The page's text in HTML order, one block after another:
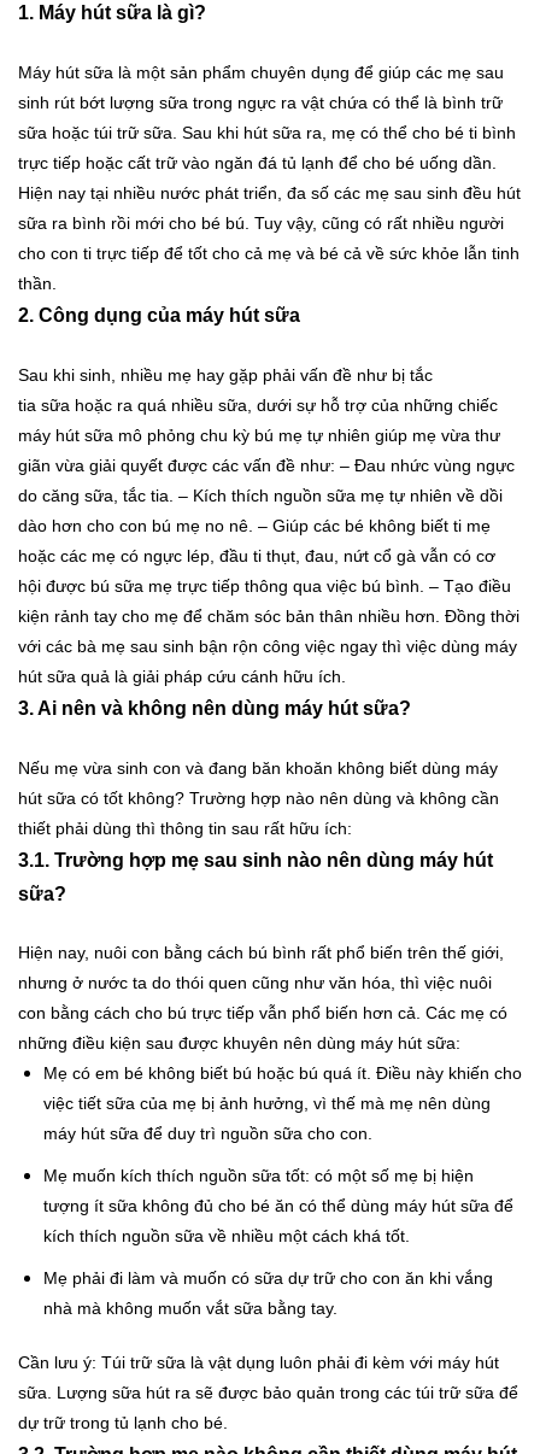
1. Máy hút sữa là gì?
Máy hút sữa là một sản phẩm chuyên dụng để giúp các mẹ sau
sinh rút bớt lượng sữa trong ngực ra vật chứa có thể là bình trữ
sữa hoặc túi trữ sữa. Sau khi hút sữa ra, mẹ có thể cho bé ti bình
trực tiếp hoặc cất trữ vào ngăn đá tủ lạnh để cho bé uống dần.
Hiện nay tại nhiều nước phát triển, đa số các mẹ sau sinh đều hút
sữa ra bình rồi mới cho bé bú. Tuy vậy, cũng có rất nhiều người
cho con ti trực tiếp để tốt cho cả mẹ và bé cả về sức khỏe lẫn tinh
thần.
2. Công dụng của máy hút sữa
Sau khi sinh, nhiều mẹ hay gặp phải vấn đề như bị tắc
tia sữa hoặc ra quá nhiều sữa, dưới sự hỗ trợ của những chiếc
máy hút sữa mô phỏng chu kỳ bú mẹ tự nhiên giúp mẹ vừa thư
giãn vừa giải quyết được các vấn đề như: – Đau nhức vùng ngực
do căng sữa, tắc tia. – Kích thích nguồn sữa mẹ tự nhiên về dồi
dào hơn cho con bú mẹ no nê. – Giúp các bé không biết ti mẹ
hoặc các mẹ có ngực lép, đầu ti thụt, đau, nứt cổ gà vẫn có cơ
hội được bú sữa mẹ trực tiếp thông qua việc bú bình. – Tạo điều
kiện rảnh tay cho mẹ để chăm sóc bản thân nhiều hơn. Đồng thời
với các bà mẹ sau sinh bận rộn công việc ngay thì việc dùng máy
hút sữa quả là giải pháp cứu cánh hữu ích.
3. Ai nên và không nên dùng máy hút sữa?
Nếu mẹ vừa sinh con và đang băn khoăn không biết dùng máy
hút sữa có tốt không? Trường hợp nào nên dùng và không cần
thiết phải dùng thì thông tin sau rất hữu ích:
3.1. Trường hợp mẹ sau sinh nào nên dùng máy hút
sữa?
Hiện nay, nuôi con bằng cách bú bình rất phổ biến trên thế giới,
nhưng ở nước ta do thói quen cũng như văn hóa, thì việc nuôi
con bằng cách cho bú trực tiếp vẫn phổ biến hơn cả. Các mẹ có
những điều kiện sau được khuyên nên dùng máy hút sữa:
Mẹ có em bé không biết bú hoặc bú quá ít. Điều này khiến cho
việc tiết sữa của mẹ bị ảnh hưởng, vì thế mà mẹ nên dùng
máy hút sữa để duy trì nguồn sữa cho con.
Mẹ muốn kích thích nguồn sữa tốt: có một số mẹ bị hiện
tượng ít sữa không đủ cho bé ăn có thể dùng máy hút sữa để
kích thích nguồn sữa về nhiều một cách khá tốt.
Mẹ phải đi làm và muốn có sữa dự trữ cho con ăn khi vắng
nhà mà không muốn vắt sữa bằng tay.
Cần lưu ý: Túi trữ sữa là vật dụng luôn phải đi kèm với máy hút
sữa. Lượng sữa hút ra sẽ được bảo quản trong các túi trữ sữa để
dự trữ trong tủ lạnh cho bé.